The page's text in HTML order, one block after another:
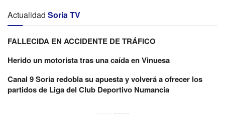
Actualidad Soria TV
FALLECIDA EN ACCIDENTE DE TRÁFICO
Herido un motorista tras una caída en Vinuesa
Canal 9 Soria redobla su apuesta y volverá a ofrecer los
partidos de Liga del Club Deportivo Numancia